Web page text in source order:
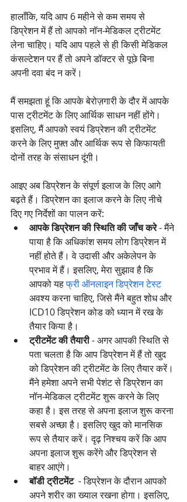
हालाँकि, यदि आप 6 महीने से कम समय से
डिप्रेशन में हैं तो आपको नॉन-मेडिकल ट्रीटमेंट
लेना चाहिए। यदि आप पहले से ही किसी मेडिकल
कंसल्टेशन पर हैं तो अपने डॉक्टर से पूछे बिना
अपनी दवा बंद न करें।
मैं समझता हूं कि आपके बेरोज़गारी के दौर में आपके
पास ट्रीटमेंट के लिए आर्थिक साधन नहीं होंगे।
इसलिए, मैं आपको स्वयं डिप्रेशन की ट्रीटमेंट
करने के लिए मुफ़्त और आर्थिक रूप से किफायती
दोनों तरह के संसाधन दूंगी।
आइए अब डिप्रेशन के संपूर्ण इलाज के लिए आगे
बढ़ते हैं। डिप्रेशन का इलाज करने के लिए नीचे
दिए गए निर्देशों का पालन करें:
आपके डिप्रेशन की स्थिति की जाँच करे - मैंने
पाया है कि अधिकांश समय लोग डिप्रेशन में
नहीं होते हैं। वे उदासी और अकेलेपन के
प्रभाव में हैं। इसलिए, मेरा सुझाव है कि
आपको यह फ्री ऑनलाइन डिप्रेशन टेस्ट
अवश्य करना चाहिए, जिसे मैंने बहुत शोध और
ICD10 डिप्रेशन कोड को ध्यान में रख के
तैयार किया है।
ट्रीटमेंट की तैयारी - अगर आपकी स्थिति से
पता चलता है कि आप डिप्रेशन में हैं तो खुद
को डिप्रेशन की ट्रीटमेंट के लिए तैयार करें।
मैंने हमेशा अपने सभी पेशंट से डिप्रेशन का
नॉन-मेडिकल ट्रीटमेंट शुरू करने के लिए
कहा है। इस तरह से अपना इलाज शुरू करना
सबसे अच्छा है। इसलिए खुद को मानसिक
रूप से तैयार करें। दृढ़ निश्चय करें कि आप
अपना इलाज शुरू करेंगे और डिप्रेशन से
बाहर आएंगे।
बॉडी ट्रीटमेंट
  - डिप्रेशन के दौरान आपको
अपने शरीर का ख्याल रखना होगा। इसलिए,